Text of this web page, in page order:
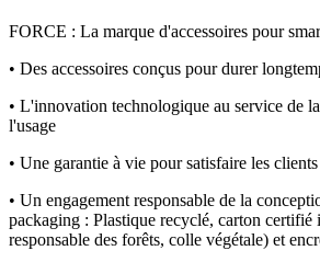
FORCE : La marque d'accessoires pour
• Des accessoires conçus pour durer
• L'innovation technologique au service de
l'usage
• Une garantie à vie pour satisfaire les
• Un engagement responsable de la
packaging : Plastique recyclé, carton certifié
responsable des forêts, colle végétale) et